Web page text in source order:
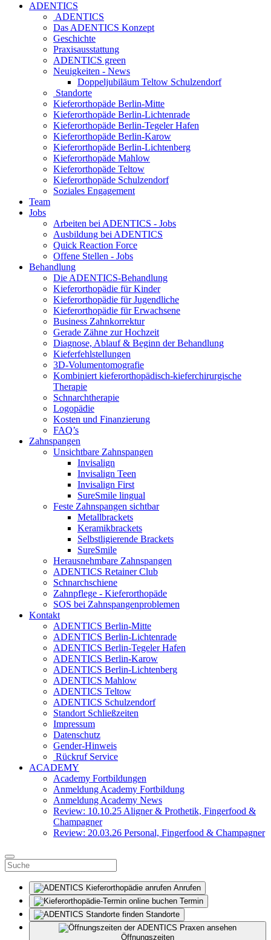
ADENTICS
ADENTICS
Das ADENTICS Konzept
Geschichte
Praxisausstattung
ADENTICS green
Neuigkeiten - News
Doppeljubiläum Teltow Schulzendorf
Standorte
Kieferorthopäde Berlin-Mitte
Kieferorthopäde Berlin-Lichtenrade
Kieferorthopäde Berlin-Tegeler Hafen
Kieferorthopäde Berlin-Karow
Kieferorthopäde Berlin-Lichtenberg
Kieferorthopäde Mahlow
Kieferorthopäde Teltow
Kieferorthopäde Schulzendorf
Soziales Engagement
Team
Jobs
Arbeiten bei ADENTICS - Jobs
Ausbildung bei ADENTICS
Quick Reaction Force
Offene Stellen - Jobs
Behandlung
Die ADENTICS-Behandlung
Kieferorthopädie für Kinder
Kieferorthopädie für Jugendliche
Kieferorthopädie für Erwachsene
Business Zahnkorrektur
Gerade Zähne zur Hochzeit
Diagnose, Ablauf & Beginn der Behandlung
Kieferfehlstellungen
3D-Volumentomografie
Kombiniert kieferorthopädisch-kieferchirurgische
Therapie
Schnarchtherapie
Logopädie
Kosten und Finanzierung
FAQ’s
Zahnspangen
Unsichtbare Zahnspangen
Invisalign
Invisalign Teen
Invisalign First
SureSmile lingual
Feste Zahnspangen sichtbar
Metallbrackets
Keramikbrackets
Selbstligierende Brackets
SureSmile
Herausnehmbare Zahnspangen
ADENTICS Retainer Club
Schnarchschiene
Zahnpflege - Kieferorthopäde
SOS bei Zahnspangenproblemen
Kontakt
ADENTICS Berlin-Mitte
ADENTICS Berlin-Lichtenrade
ADENTICS Berlin-Tegeler Hafen
ADENTICS Berlin-Karow
ADENTICS Berlin-Lichtenberg
ADENTICS Mahlow
ADENTICS Teltow
ADENTICS Schulzendorf
Standort Schließzeiten
Impressum
Datenschutz
Gender-Hinweis
Rückruf Service
ACADEMY
Academy Fortbildungen
Anmeldung Academy Fortbildung
Anmeldung Academy News
Review: 10.10.25 Aligner & Prothetik, Fingerfood &
Champagner
Review: 20.03.26 Personal, Fingerfood & Champagner
Anrufen
Termin
Standorte
Öffnungszeiten